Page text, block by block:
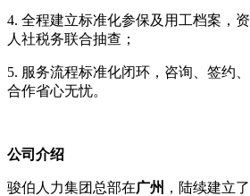
4. 全程建立标准化参保及用工档案，
人社税务联合抽查；
5. 服务流程标准化闭环，咨询、签约
合作省心无忧。
公司介绍
骏伯人力集团总部在广州 ，陆续建立